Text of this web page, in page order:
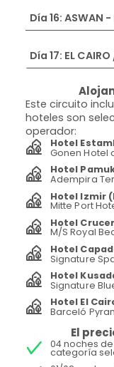
Día 16: ASWAN -
Día 17: EL CAIRO
Este circuito
hoteles son
operador:
Hotel
Gonen Hotel
Hotel
Adempira
Hotel Izmir
Mitte Port
Hotel
M/S Royal
Hotel
Signature
Hotel
Signature
Hotel El
Barceló
El
04 noches
categoría